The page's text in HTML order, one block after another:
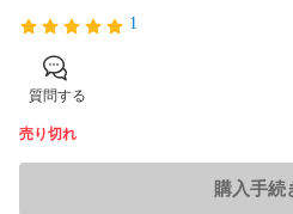
1
質問する
売り切れ
購入手続